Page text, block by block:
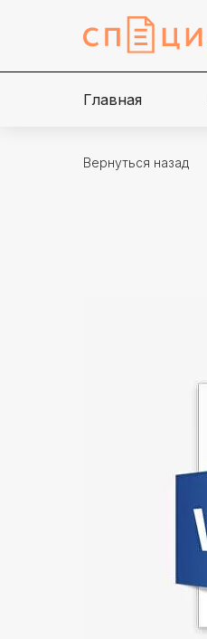
Главная
Вернуться назад